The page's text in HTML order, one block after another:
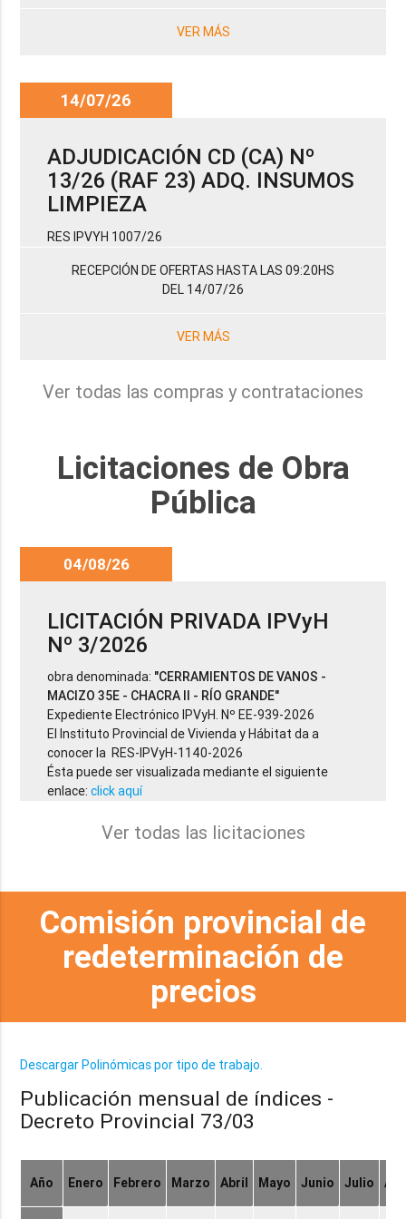
VER MÁS
14/07/26
ADJUDICACIÓN CD (CA) Nº
13/26 (RAF 23) ADQ. INSUMOS
LIMPIEZA
RES IPVYH 1007/26
RECEPCIÓN DE OFERTAS HASTA LAS 09:20HS
DEL 14/07/26
VER MÁS
Ver todas las compras y contrataciones
Licitaciones de Obra
Pública
04/08/26
LICITACIÓN PRIVADA IPVyH
Nº 3/2026
obra denominada: "CERRAMIENTOS DE VANOS -
MACIZO 35E - CHACRA II - RÍO GRANDE"
Expediente Electrónico IPVyH. Nº EE-939-2026
El Instituto Provincial de Vivienda y Hábitat da a
conocer la RES-IPVyH-1140-2026
Ésta puede ser visualizada mediante el siguiente
enlace:click aquí
Ver todas las licitaciones
Comisión provincial de
redeterminación de
precios
Descargar Polinómicas por tipo de trabajo.
Publicación mensual de índices -
Decreto Provincial 73/03
Año Enero Febrero Marzo Abril Mayo Junio Julio